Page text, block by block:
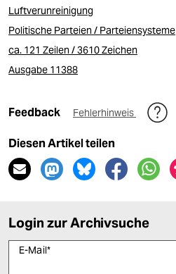
Luftverunreinigung
Politische Parteien / Parteiensysteme
ca. 121 Zeilen / 3610 Zeichen
Ausgabe 11388
Feedback Fehlerhinweis
Diesen Artikel teilen
Login zur Archivsuche
E-Mail*